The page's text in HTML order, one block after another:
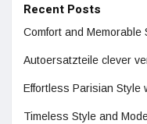
Recent Posts
Comfort and Memorable
Autoersatzteile clever
Effortless Parisian Style
Timeless Style and